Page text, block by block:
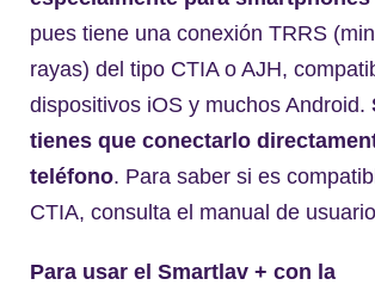
pues tiene una conexión TRRS
rayas) del tipo CTIA o AJH,
dispositivos iOS y muchos Android.
tienes que conectarlo
teléfono. Para saber si es
CTIA, consulta el manual de
Para usar el Smartlav + con la